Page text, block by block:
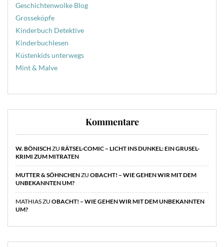
Geschichtenwolke Blog
Grosseköpfe
Kinderbuch Detektive
Kinderbuchlesen
Küstenkids unterwegs
Mint & Malve
Kommentare
W. BÖNISCHZU RÄTSEL-COMIC – LICHT INS DUNKEL: EIN GRUSEL-
KRIMI ZUM MITRATEN
MUTTER & SÖHNCHENZU OBACHT! – WIE GEHEN WIR MIT DEM
UNBEKANNTEN UM?
MATHIASZU OBACHT! – WIE GEHEN WIR MIT DEM UNBEKANNTEN
UM?